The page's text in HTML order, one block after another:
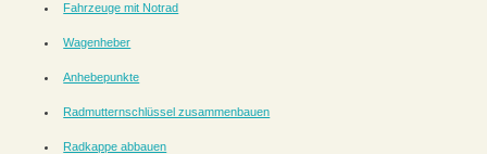
Fahrzeuge mit Notrad
Wagenheber
Anhebepunkte
Radmutternschlüssel zusammenbauen
Radkappe abbauen